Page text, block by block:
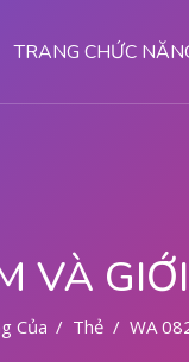
TRANG CHỨC
VÀ GIỚI
Của Hệ Thống
Thẻ WA